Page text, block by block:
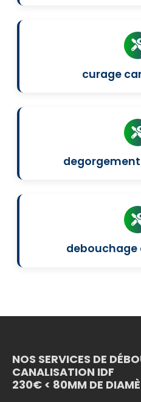
curage
NOS SERVICES DE
CANALISATION IDF
230€ < 80MM DE